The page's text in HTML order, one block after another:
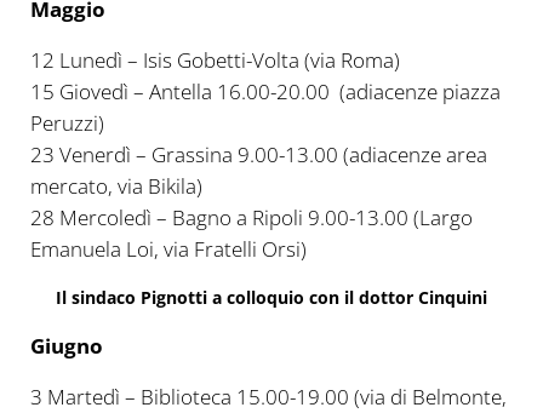
Maggio
12 Lunedì – Isis Gobetti-Volta (via Roma)
15 Giovedì – Antella 16.00-20.00 (adiacenze piazza
Peruzzi)
23 Venerdì – Grassina 9.00-13.00 (adiacenze area
mercato, via Bikila)
28 Mercoledì – Bagno a Ripoli 9.00-13.00 (Largo
Emanuela Loi, via Fratelli Orsi)
Il sindaco Pignotti a colloquio con il dottor Cinquini
Giugno
3 Martedì – Biblioteca 15.00-19.00 (via di Belmonte,